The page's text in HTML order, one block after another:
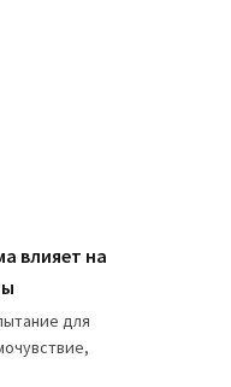
влияет на
для